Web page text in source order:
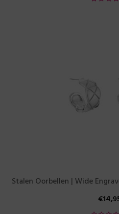
Stalen Oorbellen | Wide
€